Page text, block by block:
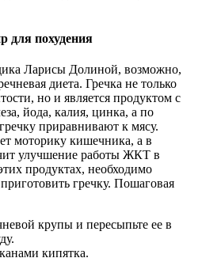
для похудения
Ларисы Долиной, возможно,
диета. Гречка не только
но и является продуктом с
йода, калия, цинка, а по
приравнивают к мясу.
моторику кишечника, а в
улучшение работы ЖКТ в
продуктах, необходимо
гречку. Пошаговая
крупы и пересыпьте ее в
кипятка.